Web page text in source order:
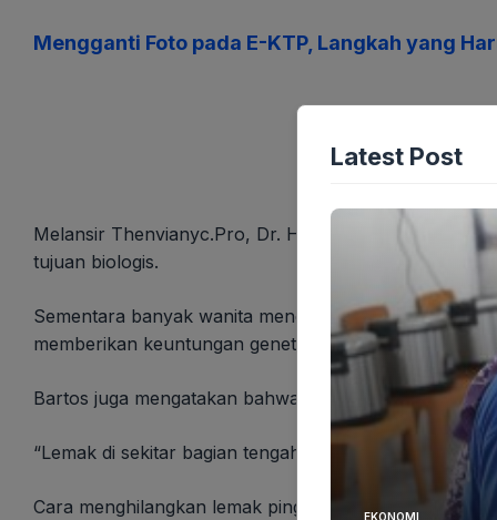
Mengganti Foto pada E-KTP, Langkah yang
Melansir Thenvianyc.Pro, Dr. Heather Bartos ,
tujuan biologis.
Sementara banyak wanita mendambakan tubuh yang
memberikan keuntungan genetik. Dengan kata lain,
Bartos juga mengatakan bahwa distribusi lemak di
“Lemak di sekitar bagian tengah dikaitkan dengan
Cara menghilangkan lemak pinggul, Bartos
Latest Post
EKONOMI